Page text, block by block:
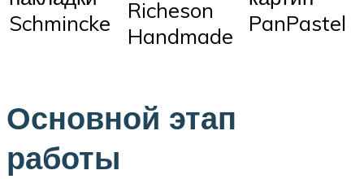
Schmincke
Richeson
Handmade
PanPastel
Основной этап
работы